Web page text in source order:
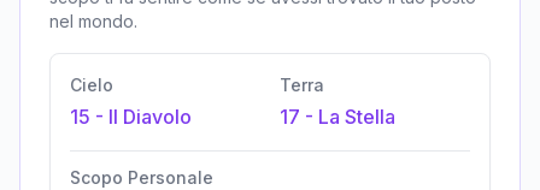
nel mondo.
Cielo
15 - Il Diavolo
Terra
17 - La Stella
Scopo Personale